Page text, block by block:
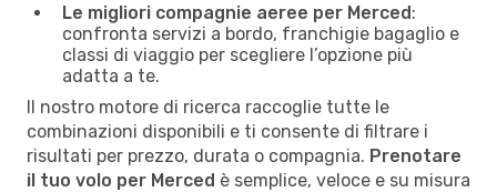
Le migliori compagnie aeree per Merced:
confronta servizi a bordo, franchigie bagaglio e
classi di viaggio per scegliere l’opzione più
adatta a te.
Il nostro motore di ricerca raccoglie tutte le
combinazioni disponibili e ti consente di filtrare i
risultati per prezzo, durata o compagnia. Prenotare
il tuo volo per Merced è semplice, veloce e su misura